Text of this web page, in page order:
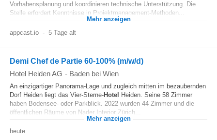
Vorhabensplanung und koordinieren technische Unterstützung. Die
Stelle erfordert Kenntnisse in Projektmanagement-Methoden...
Mehr anzeigen
appcast.io - 5 Tage alt
Demi Chef de Partie 60-100% (m/w/d)
Hotel Heiden AG - Baden bei Wien
An einzigartiger Panorama-Lage und zugleich mitten im bezaubernden
Dorf Heiden liegt das Vier-Sterne-Hotel
Heiden. Seine 58 Zimmer
haben Bodensee- oder Parkblick. 2022 wurden 44 Zimmer und die
öffentlichen Räume von Nader Interior Zürich...
Mehr anzeigen
heute